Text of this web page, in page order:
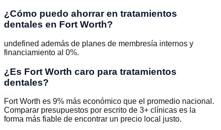
¿Cómo puedo ahorrar en tratamientos
dentales en Fort Worth?
undefined además de planes de membresía internos y
financiamiento al 0%.
¿Es Fort Worth caro para tratamientos
dentales?
Fort Worth es 9% más económico que el promedio nacional.
Comparar presupuestos por escrito de 3+ clínicas es la
forma más fiable de encontrar un precio local justo.